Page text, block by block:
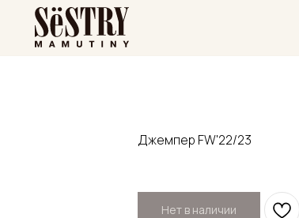
Джемпер FW'22/23
Нет в наличии